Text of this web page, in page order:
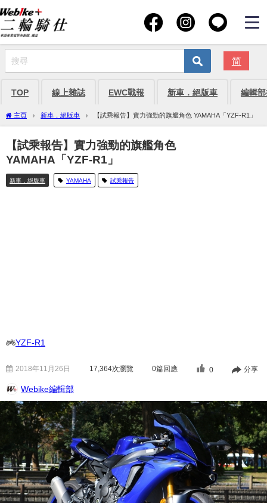
简
TOP 線上雜誌 EWC戰報 新車．絕版車 編輯
主頁 新車．絕版車 【試乘報告】實力強勁的旗艦角色 YAMAHA「YZF-R1」
【試乘報告】實力強勁的旗艦角色
YAMAHA「YZF-R1」
新車．絕版車 YAMAHA 試乘報告
YZF-R1
2018年11月26日 17,364次瀏覽 0篇回應 0 分享
Webike編輯部